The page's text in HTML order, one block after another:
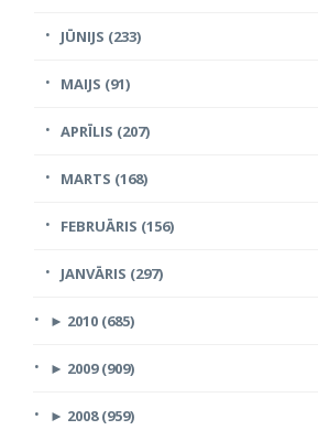
JŪNIJS (233)
MAIJS (91)
APRĪLIS (207)
MARTS (168)
FEBRUĀRIS (156)
JANVĀRIS (297)
► 2010 (685)
► 2009 (909)
► 2008 (959)